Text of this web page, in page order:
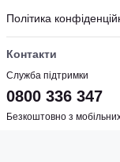
Політика
Контакти
Служба підтримки
0800 336 347
Безкоштовно з